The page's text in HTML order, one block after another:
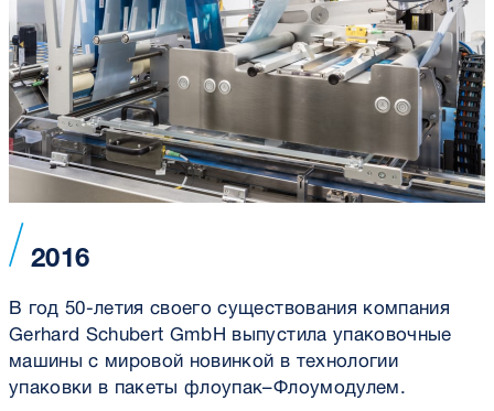
2016
В год 50-летия своего существования компания
Gerhard Schubert GmbH выпустила упаковочные
машины с мировой новинкой в технологии
упаковки в пакеты флоупак–Флоумодулем.